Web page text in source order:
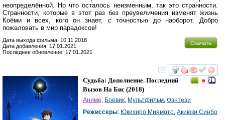
неопределённой. Но что осталось неизменным, так это странности.
Странности, которые в этот раз без преувеличения изменят жизнь
Коёми и всех, кого он знает, с точностью до наоборот. Добро
пожаловать в мир парадоксов!
Скачать
Дата выхода фильма: 10.11.2018
Дата добавления: 17.01.2021
Последнее обновление: 17.01.2021
смотреть
Судьба: Дополнение. Последний
Вызов На Бис (2018)
Аниме, Боевик, Мультфильм, Фэнтези
Режиссеры: Юкихиро Миямото, Акиюки Синбо